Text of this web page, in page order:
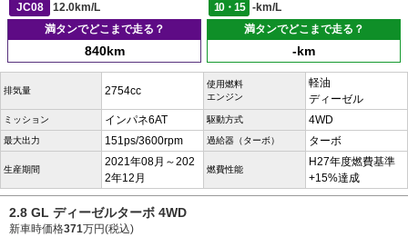
JC08
12.0km/L 10・15
-km/L
満タンでどこまで走る？
840km
満タンでどこまで走る？
-km
排気量 2754cc
使用燃料
エンジン
軽油
ディーゼル
ミッション インパネ6AT 駆動方式 4WD
最大出力 151ps/3600rpm 過給器（ターボ） ターボ
生産期間
2021年08月～202
2年12月
燃費性能
H27年度燃費基準
+15%達成
2.8 GL ディーゼルターボ 4WD
新車時価格371万円(税込)